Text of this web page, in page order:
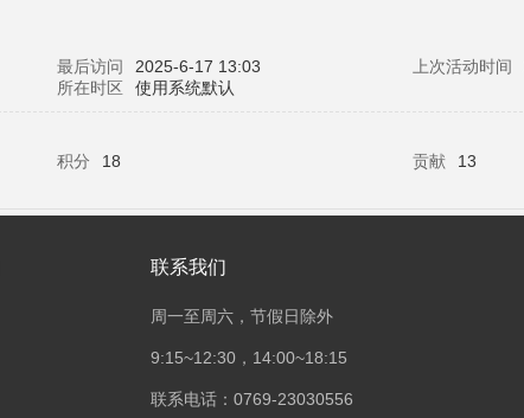
最后访问 2025-6-17 13:03 上次活动时间
所在时区 使用系统默认
积分 18 贡献 13
联系我们
周一至周六，节假日除外
9:15~12:30，14:00~18:15
联系电话：0769-23030556